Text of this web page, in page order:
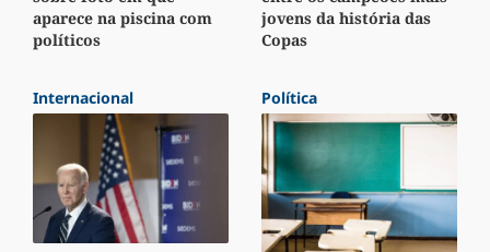
aparece na piscina com
políticos
jovens da história das
Copas
Internacional Política